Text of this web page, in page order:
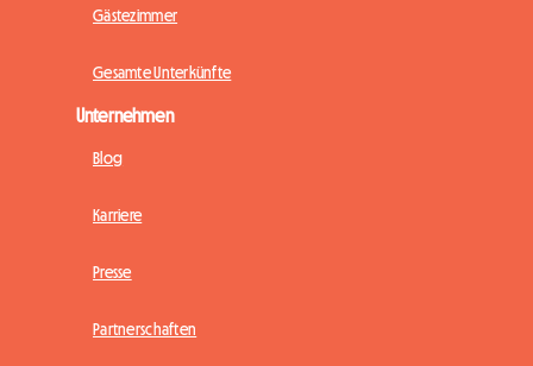
Gästezimmer
Gesamte Unterkünfte
Unternehmen
Blog
Karriere
Presse
Partnerschaften